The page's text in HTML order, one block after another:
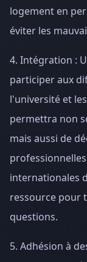
logement en
éviter les
4. Intégration :
participer aux
l'université et
permettra non
mais aussi de
internationales
ressource pour
questions.
5. Adhésion à